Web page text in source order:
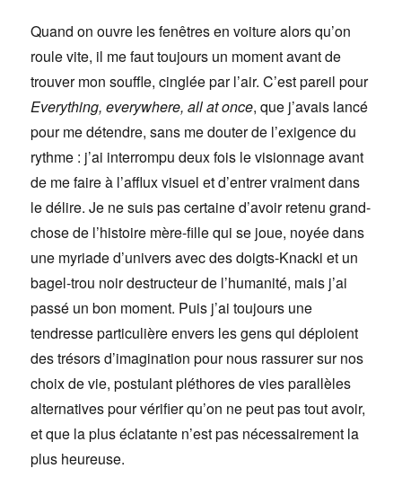
Quand on ouvre les fenêtres en voiture alors qu’on
roule vite, il me faut toujours un moment avant de
trouver mon souffle, cinglée par l’air. C’est pareil pour
Everything, everywhere, all at once, que j’avais lancé
pour me détendre, sans me douter de l’exigence du
rythme : j’ai interrompu deux fois le visionnage avant
de me faire à l’afflux visuel et d’entrer vraiment dans
le délire. Je ne suis pas certaine d’avoir retenu grand-
chose de l’histoire mère-fille qui se joue, noyée dans
une myriade d’univers avec des doigts-Knacki et un
bagel-trou noir destructeur de l’humanité, mais j’ai
passé un bon moment. Puis j’ai toujours une
tendresse particulière envers les gens qui déploient
des trésors d’imagination pour nous rassurer sur nos
choix de vie, postulant pléthores de vies parallèles
alternatives pour vérifier qu’on ne peut pas tout avoir,
et que la plus éclatante n’est pas nécessairement la
plus heureuse.